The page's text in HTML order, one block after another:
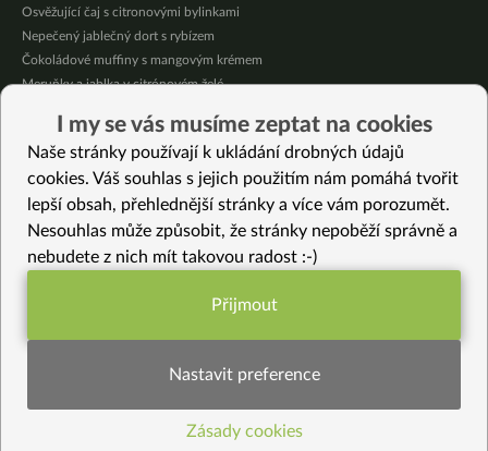
Osvěžující čaj s citronovými bylinkami
Nepečený jablečný dort s rybízem
Čokoládové muffiny s mangovým krémem
Meruňky a jablka v citrónovém želé
Celozrnná rýže basmati se zeleninou
Citrónové muffiny s borůvkovým krémem
Vybrané recepty
Bezlepkové gnocchi s fenyklovým krémem
Pikantní červený talíř
Máslové amasaké
Květák na citrónu
Celozrnný pšeničný kváskový zdravý chléb
I my se vás musíme zeptat na cookies
Naše stránky používají k ukládání drobných údajů
cookies. Váš souhlas s jejich použitím nám pomáhá tvořit
lepší obsah, přehlednější stránky a více vám porozumět.
Nesouhlas může způsobit, že stránky nepoběží správně a
nebudete z nich mít takovou radost :-)
Funkční nastavení potřebujeme (vždy
Statistiky pro lepší obsah
Přijmout
Nastavit preference
Zásady cookies